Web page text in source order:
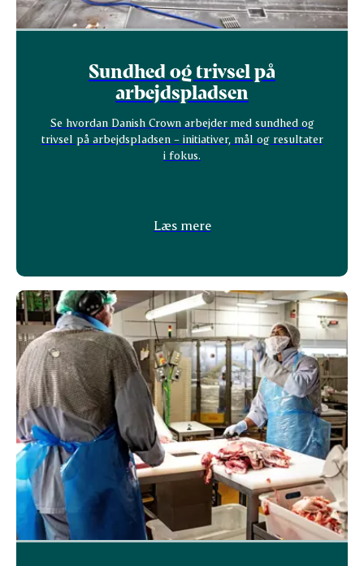
Sundhed og trivsel på
arbejdspladsen
Se hvordan Danish Crown arbejder med sundhed og
trivsel på arbejdspladsen – initiativer, mål og resultater
i fokus.
Læs mere